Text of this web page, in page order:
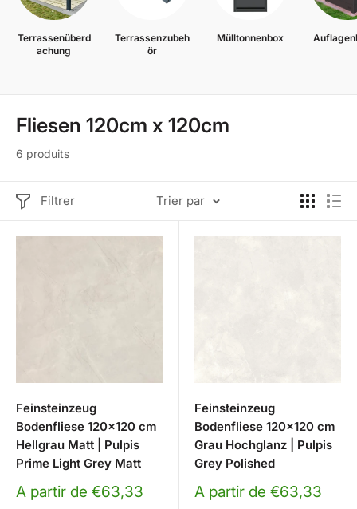
Terrassenüberd
achung
Terrassenzubeh
ör
Mülltonnenbox
Fliesen 120cm x 120cm
6 produits
Filtrer Trier par
Feinsteinzeug
Bodenfliese 120x120 cm
Hellgrau Matt | Pulpis
Prime Light Grey Matt
Prix
A partir de €63,33
Feinsteinzeug
Bodenfliese 120x120 cm
Grau Hochglanz | Pulpis
Grey Polished
Prix
A partir de €63,33